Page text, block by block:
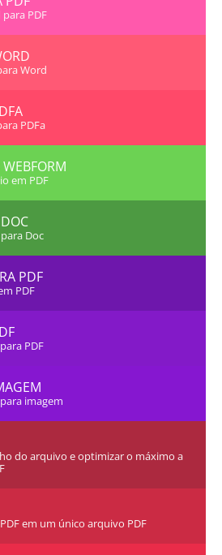
PDF
Word
PDFa
em PDF
Doc
PDF
PDF
PDF
imagem
do arquivo e optimizar o máximo a
em um único arquivo PDF